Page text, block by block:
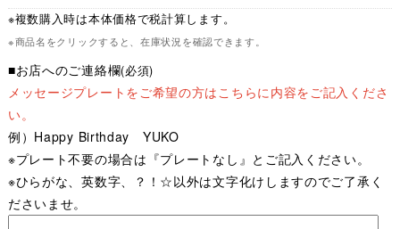
※複数購入時は本体価格で税計算します。
※商品名をクリックすると、在庫状況を確認できます。
■お店へのご連絡欄(必須)
メッセージプレートをご希望の方はこちらに内容をご記入くださ
い。
例）Happy Birthday YUKO
※プレート不要の場合は『プレートなし』とご記入ください。
※ひらがな、英数字、？！☆以外は文字化けしますのでご了承く
ださいませ。